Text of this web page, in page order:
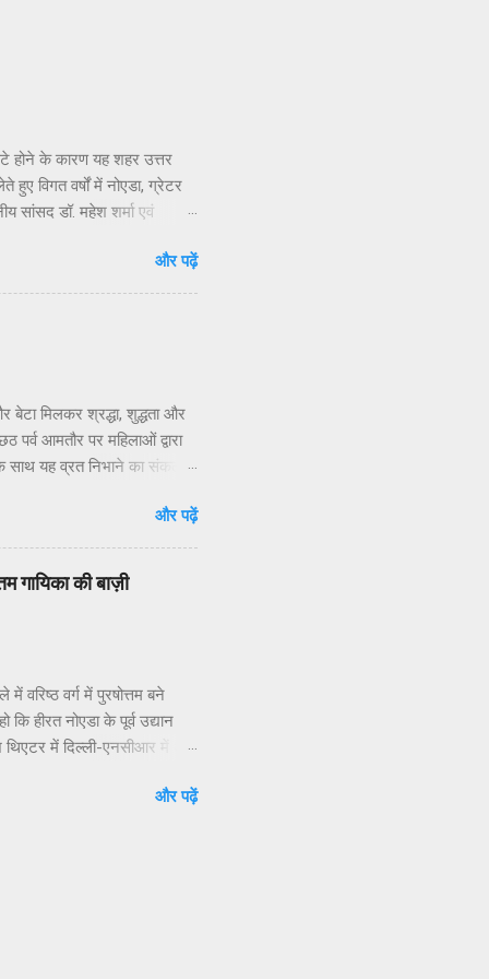
होने के कारण यह शहर उत्तर
विगत वर्षों में नोएडा, ग्रेटर
सांसद डॉ. महेश शर्मा एवं
का. आवासीय कल्याण संगठन
की निष्क्रियता बताया है.
और पढ़ें
बेटा मिलकर श्रद्धा, शुद्धता और
आमतौर पर महिलाओं द्वारा
साथ यह व्रत निभाने का संकल्प
को मनाया जाता है।छठ व्रत
सूर्य की दोनों अवस्थाओं — डूबते
हैं, लेकिन इसे बहुत कठिन और
छठ के 4 दिन का ...
और पढ़ें
गायिका की बाज़ी
वर्ग में पुरषोत्तम बने
कि हीरत नोएडा के पूर्व उद्यान
में दिल्ली-एनसीआर में अब
गुरूओं की टीम के सांगीतिकऔर पढ़ें